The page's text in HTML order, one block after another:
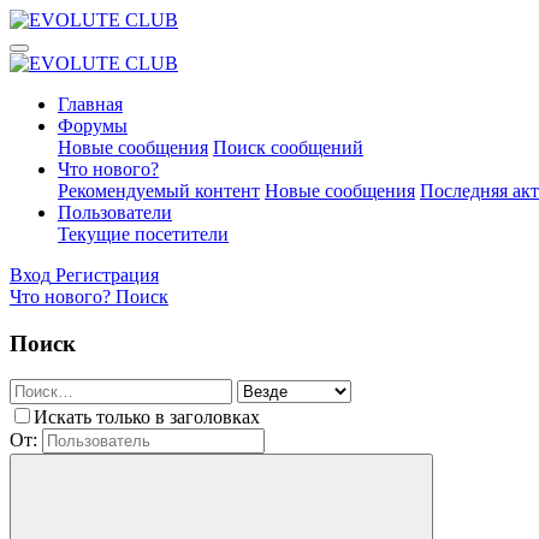
Главная
Форумы
Новые сообщения Поиск сообщений
Что нового?
Рекомендуемый контент Новые сообщения Последняя
Пользователи
Текущие посетители
Вход Регистрация
Что нового? Поиск
Поиск
Искать только в заголовках
От: